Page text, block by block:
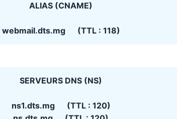
ALIAS (CNAME)
webmail.dts.mg (TTL : 118)
SERVEURS DNS (NS)
ns1.dts.mg (TTL : 120)